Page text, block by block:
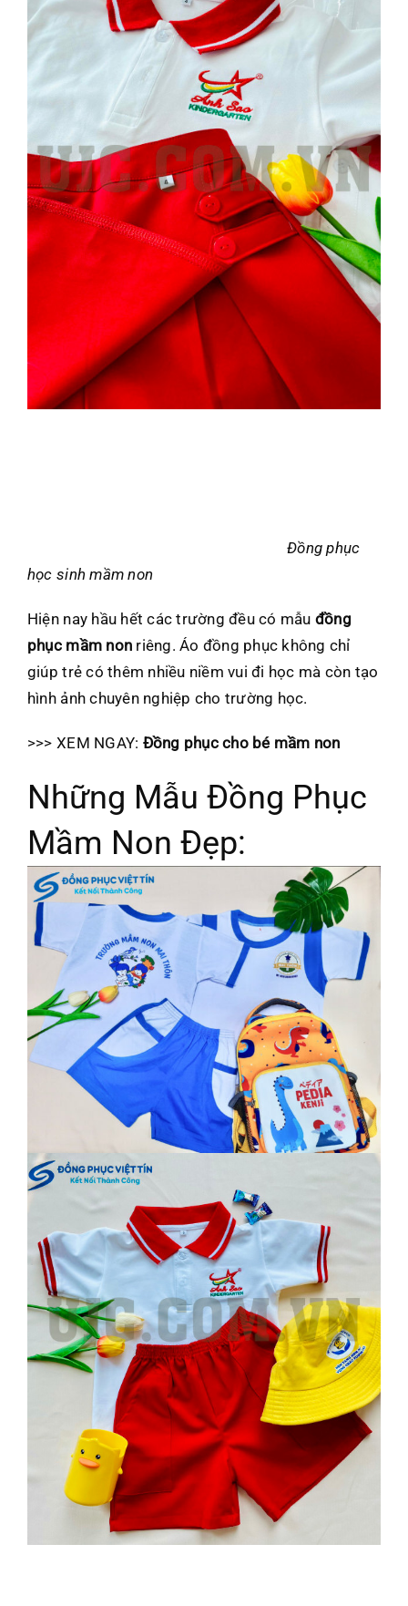
Đồng phục
học sinh mầm non
Hiện nay hầu hết các trường đều có mẫu đồng
phục mầm non riêng. Áo đồng phục không chỉ
giúp trẻ có thêm nhiều niềm vui đi học mà còn tạo
hình ảnh chuyên nghiệp cho trường học.
>>> XEM NGAY: Đồng phục cho bé mầm non
Những Mẫu Đồng Phục
Mầm Non Đẹp: